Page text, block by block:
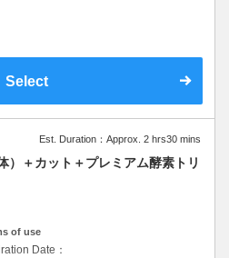
Select
Est. Duration：Approx. 2 hrs30 mins
）＋カット＋プレミアム酵素トリ
of use
Date：